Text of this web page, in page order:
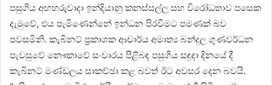
පසුගිය අඟහරුවාදා ඉන්දියානු කනස්සල්ල සහ විරෝධතාව පසෙක
දැමුවේ, එය පැමිණෙන්නේ ඉන්ධන පිරවීමට පමණක් බව
පවසමිනි. කැබිනට් ප්‍රකාශක ආචාර්ය අමාත්‍ය බන්දුල ගුණවර්ධන
පැවසුවේ නෞකාවේ සංචාරය පිළිබඳ පසුගිය සඳුදා දිනයේ දී
කැබිනට් මණ්ඩලය සාකච්ඡා කළ බවත් ඊට අවසර දෙන බවයි.